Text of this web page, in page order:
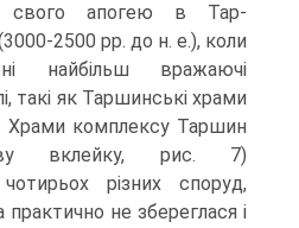
свого апогею в Тар-
2500 рр. до н. е.), коли
найбільш вража­ючі
такі як Таршинські храми
Храми ком­плексу Таршин
вклейку, рис. 7)
різних споруд,
не збереглася і